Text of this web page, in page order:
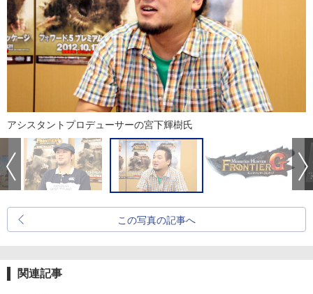
アシスタントプロデューサーの宮下輝樹氏
この写真の記事へ
関連記事